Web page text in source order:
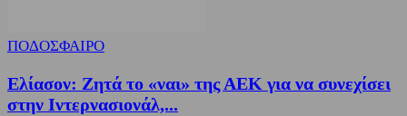
ΠΟΔΟΣΦΑΙΡΟ
Ελίασον: Ζητά το «ναι» της ΑΕΚ για να συνεχίσει
στην Ιντερνασιονάλ,...